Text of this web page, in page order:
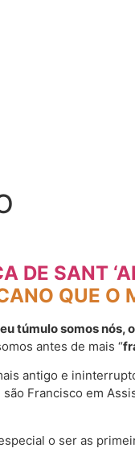
DE SANT
QUE O
túmulo somos nós,
antes de mais “
antigo e
Francisco em
o ser as